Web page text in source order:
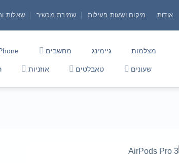
אודות מיקום ושעות פעילות שמירת מכשיר שאלות
מצלמות גיימינג מחשבים
שעונים טאבלטים אוזניות